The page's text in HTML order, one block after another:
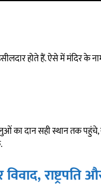
होते हैं. ऐसे में मंदिर के
का दान सही स्थान तक
राष्ट्रपति